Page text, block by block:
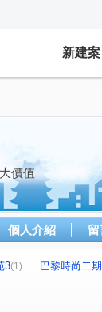
新建案
價值
個人介紹
3(1)
巴黎時尚二期